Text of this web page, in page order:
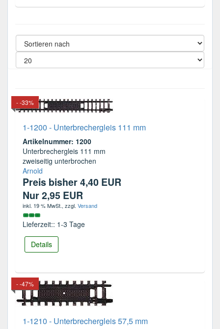
- -33%
1-1200 - Unterbrechergleis 111 mm
Artikelnummer: 1200
Unterbrechergleis 111 mm
zweiseitig unterbrochen
Arnold
Preis bisher 4,40 EUR
Nur 2,95 EUR
inkl. 19 % MwSt., zzgl. Versand
Lieferzeit:: 1-3 Tage
Details
- -47%
1-1210 - Unterbrechergleis 57,5 mm